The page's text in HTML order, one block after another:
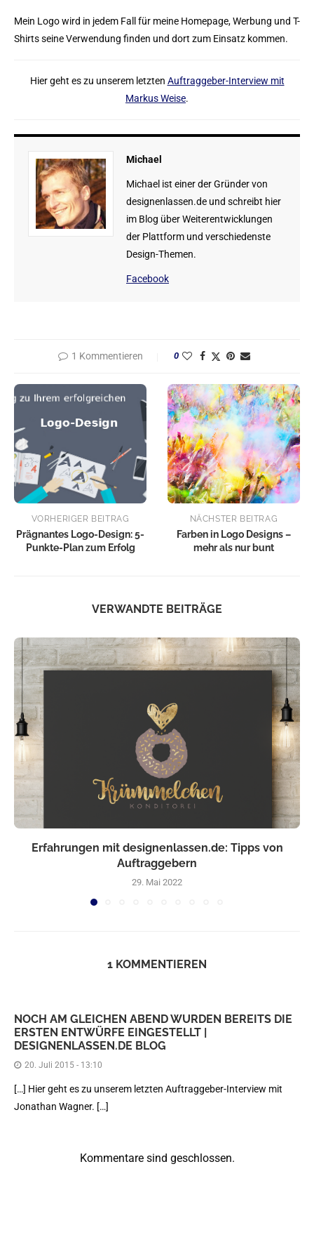
Mein Logo wird in jedem Fall für meine Homepage, Werbung und T-
Shirts seine Verwendung finden und dort zum Einsatz kommen.
Hier geht es zu unserem letzten Auftraggeber-Interview mit
Markus Weise.
Michael
Michael ist einer der Gründer von
designenlassen.de und schreibt hier
im Blog über Weiterentwicklungen
der Plattform und verschiedenste
Design-Themen.
Facebook
1 Kommentieren 0
VORHERIGER BEITRAG
Prägnantes Logo-Design: 5-
Punkte-Plan zum Erfolg
NÄCHSTER BEITRAG
Farben in Logo Designs –
mehr als nur bunt
VERWANDTE BEITRÄGE
Erfahrungen mit designenlassen.de: Tipps von
Auftraggebern
29. Mai 2022
1 KOMMENTIEREN
NOCH AM GLEICHEN ABEND WURDEN BEREITS DIE
ERSTEN ENTWÜRFE EINGESTELLT |
DESIGNENLASSEN.DE BLOG
20. Juli 2015 - 13:10
[…] Hier geht es zu unserem letzten Auftraggeber-Interview mit
Jonathan Wagner. […]
Kommentare sind geschlossen.